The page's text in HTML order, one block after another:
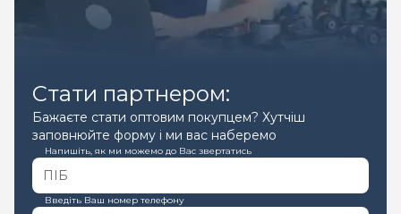
Стати партнером:
Бажаєте стати оптовим покупцем? Хутчіш
заповнюйте форму і ми вас наберемо
Напишіть, як ми можемо до Вас звертатись
Введіть Ваш номер телефону